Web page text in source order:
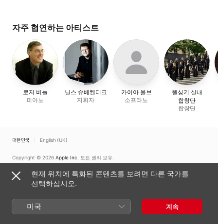
자주 협연하는 아티스트
로저 비뇰
피아노
닐스 슈베켄디크
지휘자
카이아 울브
소프라노
헬싱키 실내
합창단
합창단
대한민국 English (UK)
Copyright © 2026 Apple Inc. 모든 권리 보유.
피드백
현재 위치에 특화된 콘텐츠를 보려면 다른 국가를
선택하십시오.
미국 계속